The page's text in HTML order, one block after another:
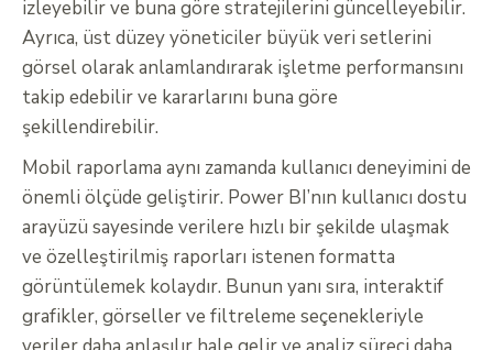
izleyebilir ve buna göre stratejilerini güncelleyebilir.
Ayrıca, üst düzey yöneticiler büyük veri setlerini
görsel olarak anlamlandırarak işletme performansını
takip edebilir ve kararlarını buna göre
şekillendirebilir.
Mobil raporlama aynı zamanda kullanıcı deneyimini de
önemli ölçüde geliştirir. Power BI’nın kullanıcı dostu
arayüzü sayesinde verilere hızlı bir şekilde ulaşmak
ve özelleştirilmiş raporları istenen formatta
görüntülemek kolaydır. Bunun yanı sıra, interaktif
grafikler, görseller ve filtreleme seçenekleriyle